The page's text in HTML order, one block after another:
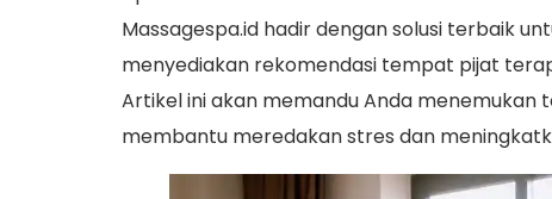
Massagespa.id hadir dengan solusi terbaik
menyediakan rekomendasi tempat pijat
Artikel ini akan memandu Anda
membantu meredakan stres dan